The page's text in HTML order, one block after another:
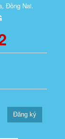
Đồng Nai.
Đăng ký